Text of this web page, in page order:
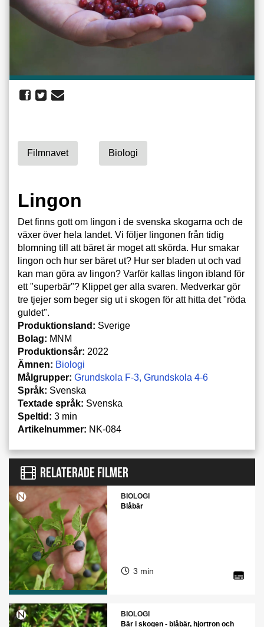
Filmnavet Biologi
Lingon
Det finns gott om lingon i de svenska skogarna och de
växer över hela landet. Vi följer lingonen från tidig
blomning till att bäret är moget att skörda. Hur smakar
lingon och hur ser bäret ut? Hur ser bladen ut och vad
kan man göra av lingon? Varför kallas lingon ibland för
ett "superbär"? Klippet ger alla svaren. Medverkar gör
tre tjejer som beger sig ut i skogen för att hitta det "röda
guldet".
Produktionsland: Sverige
Bolag: MNM
Produktionsår: 2022
Ämnen: Biologi
Målgrupper: Grundskola F-3 Grundskola 4-6
Språk: Svenska
Textade språk: Svenska
Speltid: 3 min
Artikelnummer: NK-084
RELATERADE FILMER
BIOLOGI
Blåbär
3 min
BIOLOGI
Bär i skogen - blåbär, hjortron och